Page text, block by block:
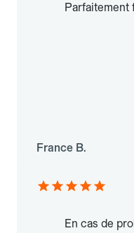
Parfaitement
France B.
En cas de